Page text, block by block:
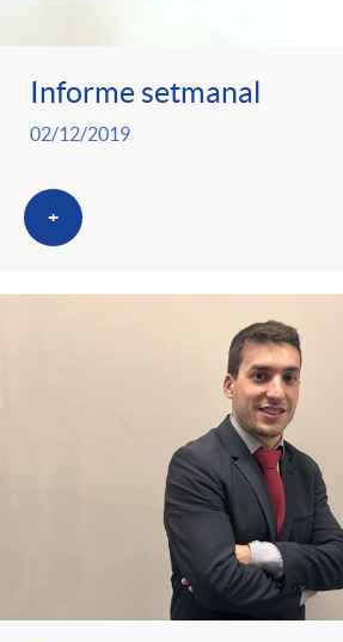
Informe setmanal
02/12/2019
+